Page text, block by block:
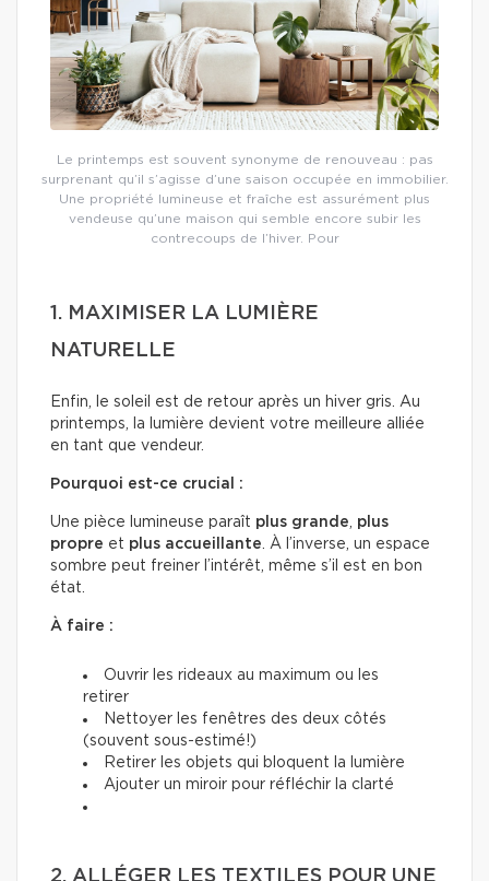
Le printemps est souvent synonyme de renouveau : pas
surprenant qu’il s’agisse d’une saison occupée en immobilier.
Une propriété lumineuse et fraîche est assurément plus
vendeuse qu’une maison qui semble encore subir les
contrecoups de l’hiver. Pour
1. MAXIMISER LA LUMIÈRE
NATURELLE
Enfin, le soleil est de retour après un hiver gris. Au
printemps, la lumière devient votre meilleure alliée
en tant que vendeur.
Pourquoi est-ce crucial :
Une pièce lumineuse paraît plus grande, plus
propre et plus accueillante. À l’inverse, un espace
sombre peut freiner l’intérêt, même s’il est en bon
état.
À faire :
Ouvrir les rideaux au maximum ou les
retirer
Nettoyer les fenêtres des deux côtés
(souvent sous-estimé!)
Retirer les objets qui bloquent la lumière
Ajouter un miroir pour réfléchir la clarté